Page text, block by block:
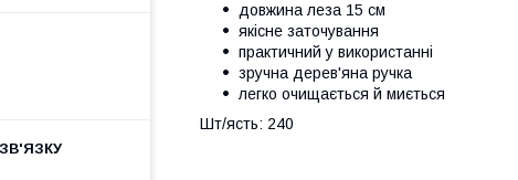
довжина леза 15 см
якісне заточування
практичний у використанні
зручна дерев'яна ручка
легко очищається й миється
Шт/ясть: 240